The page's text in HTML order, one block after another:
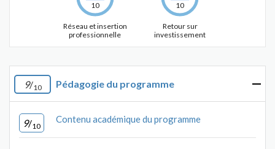
10
Réseau et insertion
professionnelle
10
Retour sur
investissement
9/10 Pédagogie du programme
9/10
Contenu académique du programme